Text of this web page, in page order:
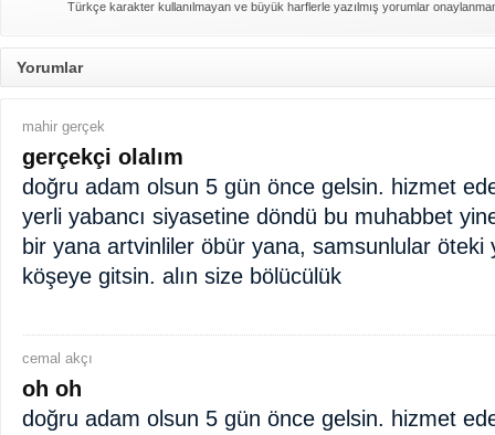
Türkçe karakter kullanılmayan ve büyük harflerle yazılmış yorumlar
Yorumlar
mahir gerçek
gerçekçi olalım
doğru adam olsun 5 gün önce gelsin. hizmet
yerli yabancı siyasetine döndü bu muhabbet
bir yana artvinliler öbür yana, samsunlular öteki
köşeye gitsin. alın size bölücülük
cemal akçı
oh oh
doğru adam olsun 5 gün önce gelsin. hizmet